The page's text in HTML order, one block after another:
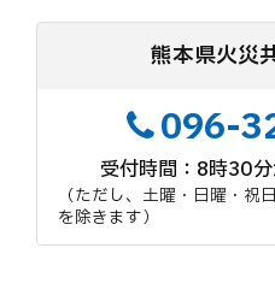
熊本県火災
096-
受付時間 8時30
（ただし、土曜・日曜・
を除きます）
た
か
パ
くま
ご挨